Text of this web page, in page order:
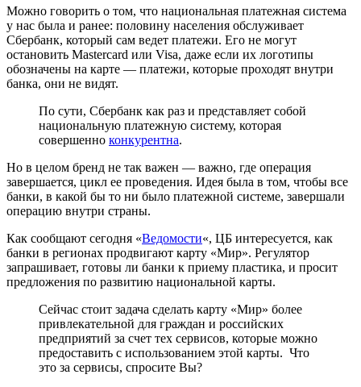
Можно говорить о том, что национальная платежная система
у нас была и ранее: половину населения обслуживает
Сбербанк, который сам ведет платежи. Его не могут
остановить Мastercard или Visa, даже если их логотипы
обозначены на карте — платежи, которые проходят внутри
банка, они не видят.
По сути, Сбербанк как раз и представляет собой
национальную платежную систему, которая
совершенно конкурентна.
Но в целом бренд не так важен — важно, где операция
завершается, цикл ее проведения. Идея была в том, чтобы все
банки, в какой бы то ни было платежной системе, завершали
операцию внутри страны.
Как сообщают сегодня «Ведомости«, ЦБ интересуется, как
банки в регионах продвигают карту «Мир». Регулятор
запрашивает, готовы ли банки к приему пластика, и просит
предложения по развитию национальной карты.
Сейчас стоит задача сделать карту «Мир» более
привлекательной для граждан и российских
предприятий за счет тех сервисов, которые можно
предоставить с использованием этой карты. Что
это за сервисы, спросите Вы?